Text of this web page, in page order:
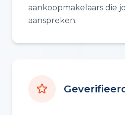
aankoopmakelaars die
aanspreken.